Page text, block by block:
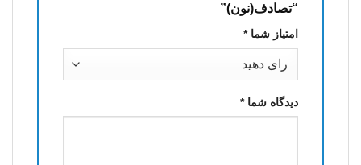
“تصادف(نون)”
امتیاز شما*
دیدگاه شما*